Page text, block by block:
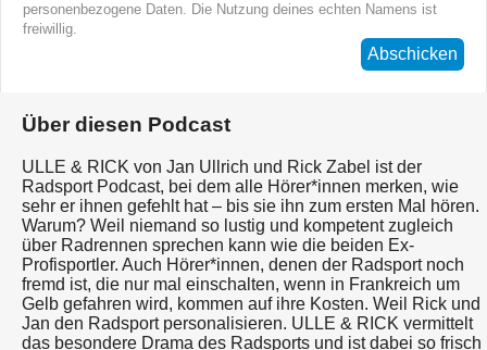
personenbezogene Daten. Die Nutzung deines echten Namens ist
freiwillig.
Abschicken
Über diesen Podcast
ULLE & RICK von Jan Ullrich und Rick Zabel ist der
Radsport Podcast, bei dem alle Hörer*innen merken, wie
sehr er ihnen gefehlt hat – bis sie ihn zum ersten Mal hören.
Warum? Weil niemand so lustig und kompetent zugleich
über Radrennen sprechen kann wie die beiden Ex-
Profisportler. Auch Hörer*innen, denen der Radsport noch
fremd ist, die nur mal einschalten, wenn in Frankreich um
Gelb gefahren wird, kommen auf ihre Kosten. Weil Rick und
Jan den Radsport personalisieren. ULLE & RICK vermittelt
das besondere Drama des Radsports und ist dabei so frisch